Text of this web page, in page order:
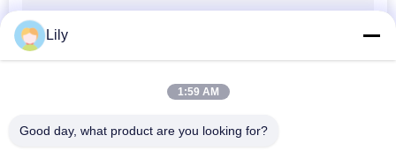
VRLA ρύθμισε την
όξινη μπαταρία
μολύβδου
Lily
1:59 AM
Good day, what product are you looking for?